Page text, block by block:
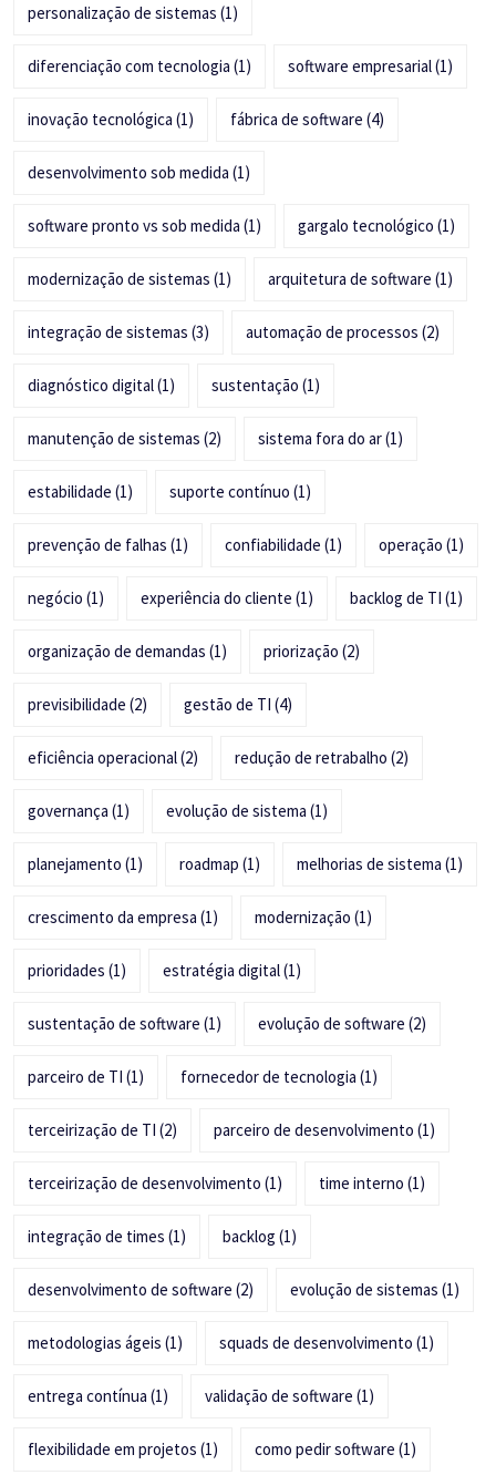
personalização de sistemas (1)
diferenciação com tecnologia (1) software empresarial(1)
inovação tecnológica (1) fábrica de software (4)
desenvolvimento sob medida (1)
software pronto vs sob medida (1) gargalo tecnológico (1)
modernização de sistemas (1) arquitetura de software (1)
integração de sistemas (3) automação de processos (2)
diagnóstico digital(1) sustentação (1)
manutenção de sistemas (2) sistema fora do ar(1)
estabilidade (1) suporte contínuo (1)
prevenção de falhas (1) confiabilidade (1) operação (1)
negócio (1) experiência do cliente (1) backlog de TI (1)
organização de demandas (1) priorização (2)
previsibilidade (2) gestão de TI (4)
eficiência operacional(2) redução de retrabalho (2)
governança (1) evolução de sistema (1)
planejamento (1) roadmap (1) melhorias de sistema (1)
crescimento da empresa (1) modernização (1)
prioridades (1) estratégia digital(1)
sustentação de software (1) evolução de software (2)
parceiro de TI (1) fornecedor de tecnologia (1)
terceirização de TI (2) parceiro de desenvolvimento (1)
terceirização de desenvolvimento (1) time interno (1)
integração de times (1) backlog (1)
desenvolvimento de software (2) evolução de sistemas (1)
metodologias ágeis (1) squads de desenvolvimento (1)
entrega contínua (1) validação de software (1)
flexibilidade em projetos (1) como pedir software (1)